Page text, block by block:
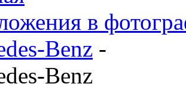
в
Benz -
Benz